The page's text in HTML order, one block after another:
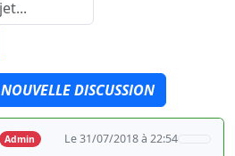
NOUVELLE DISCUSSION
Admin Le 31/07/2018 à 22:54